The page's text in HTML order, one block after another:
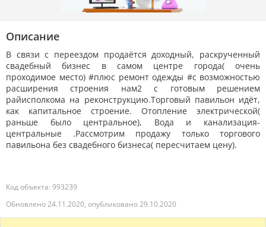
Описание
В связи с переездом продаётся доходный, раскрученный
свадебный бизнес в самом центре города( очень
проходимое место) #плюс ремонт одежды #с возможностью
расширения строения нам2 с готовым решением
райисполкома на реконструкцию.Торговый павильон идёт,
как капитальное строение. Отопление электрической(
раньше было центральное), Вода и канализация-
центральные .Рассмотрим продажу только торгового
павильона без свадебного бизнеса( пересчитаем цену).
Код объекта: 993239
Обновлено 24.11.2020, опубликовано 29.10.2020